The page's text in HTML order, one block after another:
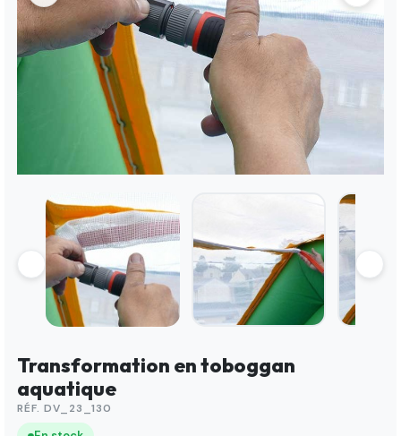
Transformation en toboggan
aquatique
RÉF. DV_23_130